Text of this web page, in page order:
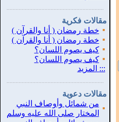
مقالات فكرية
▪ خطة رمضان ( أنا والقرآن )
▪ خطة رمضان ( أنا والقرآن )
▪ كيف يصوم اللسان؟
▪ كيف يصوم اللسان؟
::: المزيد
مقالات دعوية
▪
من شمائل وأوصاف النبي
المختار صلى الله عليه وسلم